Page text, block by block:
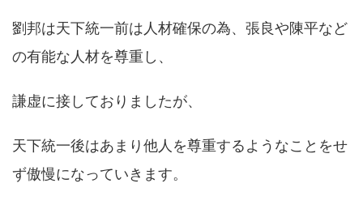
劉邦は天下統一前は人材確保の為、張良や陳平など
の有能な人材を尊重し、
謙虚に接しておりましたが、
天下統一後はあまり他人を尊重するようなことをせ
ず傲慢になっていきます。